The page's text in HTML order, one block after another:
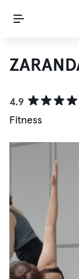
4.9
Fitness